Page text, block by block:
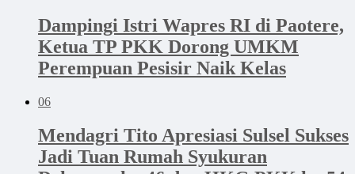
Dampingi Istri Wapres RI di Paotere,
Ketua TP PKK Dorong UMKM
Perempuan Pesisir Naik Kelas
06
Mendagri Tito Apresiasi Sulsel Sukses
Jadi Tuan Rumah Syukuran